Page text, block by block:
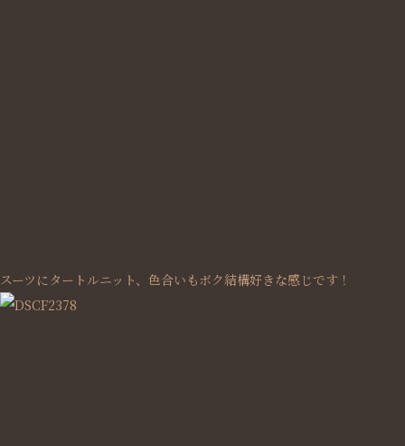
スーツにタートルニット、色合いもボク結構好きな感じです！